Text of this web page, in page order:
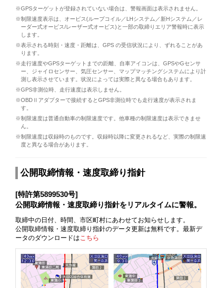
※GPSターゲットが登録されていない場合は、警報画面は表示されません。
※制限速度表示は、オービス(ループコイル／LHシステム／新Hシステム／レ
ーダー式オービス/レーザー式オービス)と一部の取締りエリア警報時に表示
します。
※表示される時刻・速度・距離は、GPS の受信状況により、ずれることがあ
ります。
※走行速度やGPSターゲットまでの距離、自車アイコンは、GPSやGセンサ
ー、ジャイロセンサー、気圧センサー、マップマッチングシステムにより計
測し表示させています。状況によっては実際と異なる場合もあります。
※GPS非測位時、走行速度は表示しません。
※OBDⅡアダプターで接続するとGPS非測位時でも走行速度が表示されま
す。
※制限速度は普通自動車の制限速度です。他車種の制限速度は表示できませ
ん。
※制限速度は収録時のものです。収録時以降に変更されるなど、実際の制限速
度と異なる場合があります。
公開取締情報・速度取締り指針
[特許第5899530号]
公開取締情報・速度取締り指針をリアルタイムに警報。
取締中の日付、時間、市区町村にあわせてお知らせします。
公開取締情報・速度取締り指針のデータ更新は無料です。最新デ
ータのダウンロードは こちら